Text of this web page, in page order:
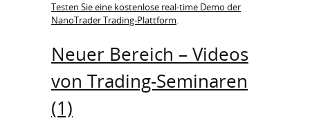
Testen Sie eine kostenlose real-time Demo der
NanoTrader Trading-Plattform.
Neuer Bereich – Videos
von Trading-Seminaren
(1)